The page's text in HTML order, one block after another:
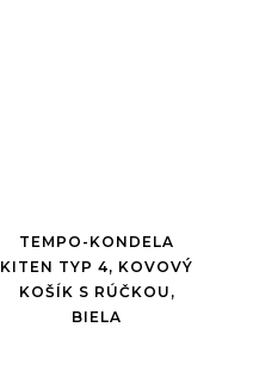
TEMPO-KONDELA
KITEN TYP 4, KOVOVÝ
KOŠÍK S RÚČKOU,
BIELA